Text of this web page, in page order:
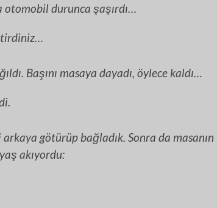
otomobil durunca şaşırdı…
Başını masaya dayadı, öylece kaldı…
götürüp bağladık. Sonra da masanın
akıyordu: